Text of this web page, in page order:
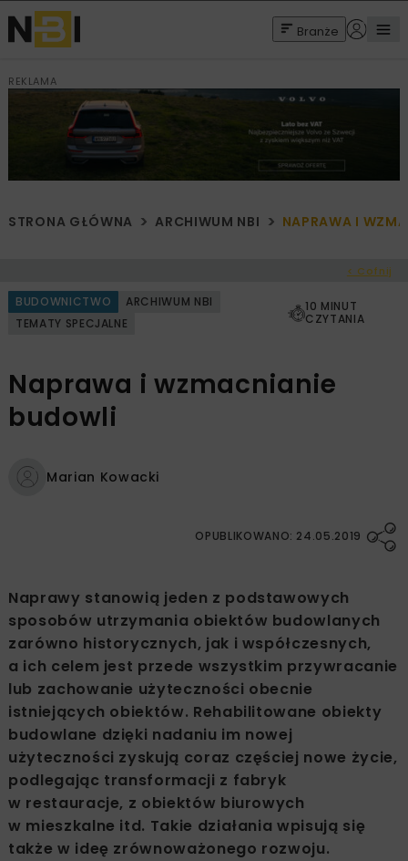
Branże
REKLAMA
STRONA GŁÓWNA ARCHIWUM NBI NAPRAWA I
< Cofnij
BUDOWNICTWO
ARCHIWUM NBI
TEMATY SPECJALNE
10 MINUT
CZYTANIA
Naprawa i wzmacnianie
budowli
Marian Kowacki
OPUBLIKOWANO: 24.05.2019
Naprawy stanowią jeden z podstawowych
sposobów utrzymania obiektów budowlanych
zarówno historycznych, jak i współczesnych,
a ich celem jest przede wszystkim przywracanie
lub zachowanie użyteczności obecnie
istniejących obiektów. Rehabilitowane obiekty
budowlane dzięki nadaniu im nowej
użyteczności zyskują coraz częściej nowe życie,
podlegając transformacji z fabryk
w restauracje, z obiektów biurowych
w mieszkalne itd. Takie działania wpisują się
także w ideę zrównoważonego rozwoju.